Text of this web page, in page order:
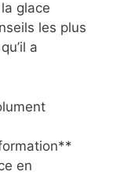
glace
les plus
a
en